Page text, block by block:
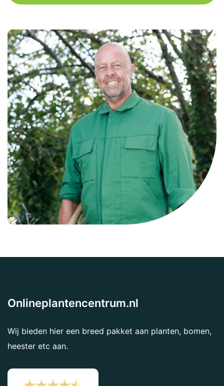
Onlineplantencentrum.nl
Wij bieden hier een breed pakket aan planten, bomen,
heester etc aan.